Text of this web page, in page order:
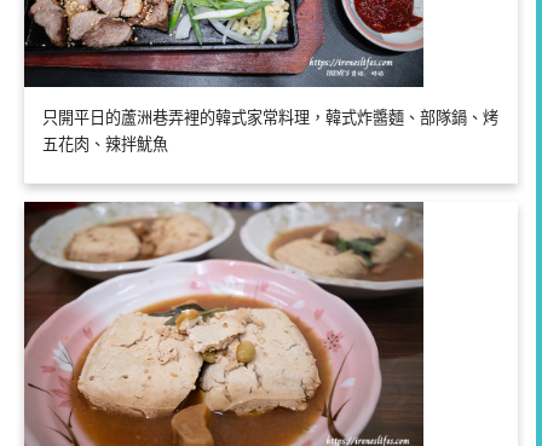
只開平日的蘆洲巷弄裡的韓式家常料理，韓式炸醬麵、部隊鍋、烤
五花肉、辣拌魷魚